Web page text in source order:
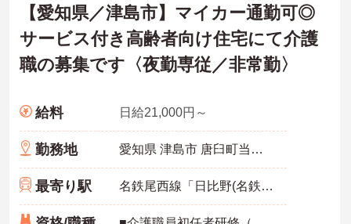
【愛知県／津島市】マイカー通勤可◎
サービス付き高齢者向け住宅にて介護
職の募集です〈夜勤専従／非常勤〉
給料 日給21,000円～
勤務地 愛知県 津島市 唐臼町当理33
最寄り駅 名鉄尾西線「日比野(名鉄)駅」バス・車6分